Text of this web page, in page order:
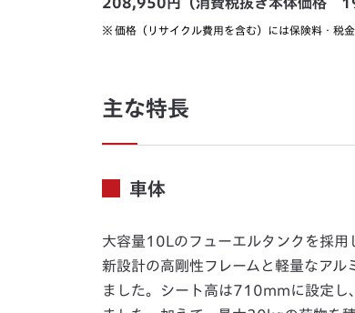
208,950円（消費税抜き本体価格
※ 価格（リサイクル費用を含む）には保険料・税
主な特長
車体
大容量10Lのフューエルタンクを採用
新設計の高剛性フレームと軽量なア
ました。シート高は710mmに設定し